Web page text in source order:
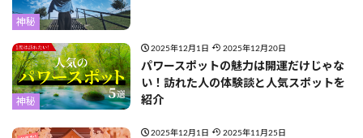
神秘
神秘
2025年12月1日 2025年12月20日
パワースポットの魅力は開運だけじゃな
い！訪れた人の体験談と人気スポットを
紹介
2025年12月1日 2025年11月25日